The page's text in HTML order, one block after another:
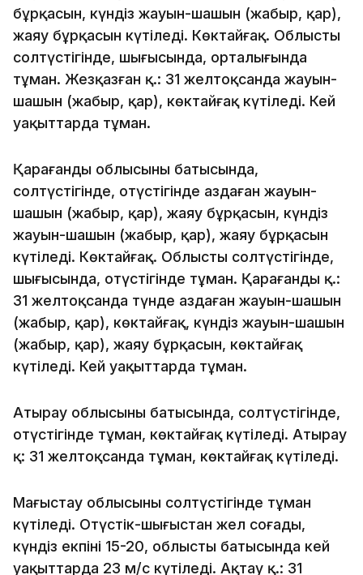
бұрқасын, күндіз жауын-шашын (жаңбыр, қар),
жаяу бұрқасын күтіледі. Көктайғақ. Облыстың
солтүстігінде, шығысында, орталығында
тұман. Жезқазған қ.: 31 желтоқсанда жауын-
шашын (жаңбыр, қар), көктайғақ күтіледі. Кей
уақыттарда тұман.
Қарағанды облысының батысында,
солтүстігінде, оңтүстігінде аздаған жауын-
шашын (жаңбыр, қар), жаяу бұрқасын, күндіз
жауын-шашын (жаңбыр, қар), жаяу бұрқасын
күтіледі. Көктайғақ. Облыстың солтүстігінде,
шығысында, оңтүстігінде тұман. Қарағанды қ.:
31 желтоқсанда түнде аздаған жауын-шашын
(жаңбыр, қар), көктайғақ, күндіз жауын-шашын
(жаңбыр, қар), жаяу бұрқасын, көктайғақ
күтіледі. Кей уақыттарда тұман.
Атырау облысының батысында, солтүстігінде,
оңтүстігінде тұман, көктайғақ күтіледі. Атырау
қ: 31 желтоқсанда тұман, көктайғақ күтіледі.
Маңғыстау облысының солтүстігінде тұман
күтіледі. Оңтүстік-шығыстан жел соғады,
күндіз екпіні 15-20, облыстың батысында кей
уақыттарда 23 м/с күтіледі. Ақтау қ.: 31